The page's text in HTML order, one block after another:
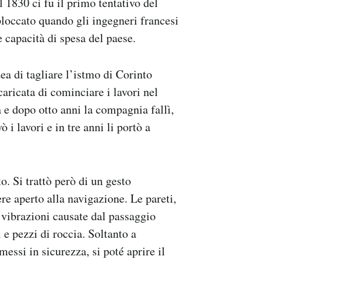
quando gli ingegneri francesi
di spesa del paese.
di tagliare l’istmo di Corinto
di cominciare i lavori nel
e dopo otto anni la compagnia fallì,
i lavori e in tre anni li portò a
Si trattò però di un gesto
aperto alla navigazione. Le pareti,
causate dal passaggio
pezzi di roccia. Soltanto a
in sicurezza, si poté aprire il